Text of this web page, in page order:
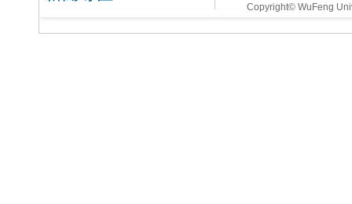
Copyright© WuFeng